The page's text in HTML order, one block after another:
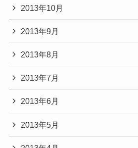
2013年10月
2013年9月
2013年8月
2013年7月
2013年6月
2013年5月